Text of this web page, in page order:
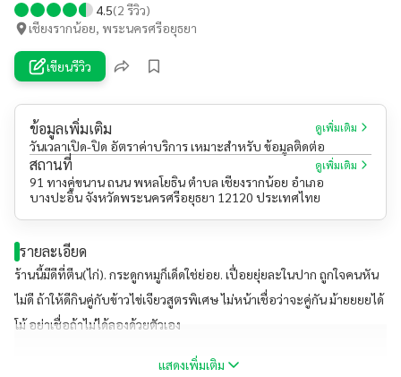
4.5(2 รีวิว)
เชียงรากน้อย, พระนครศรีอยุธยา
เขียนรีวิว
ข้อมูลเพิ่มเติม ดูเพิ่มเติม
วันเวลาเปิด-ปิด อัตราค่าบริการ เหมาะสำหรับ ข้อมูลติดต่อ
สถานที่ ดูเพิ่มเติม
91 ทางคู่ขนาน ถนน พหลโยธิน ตำบล เชียงรากน้อย อำเภอ
บางปะอิน จังหวัดพระนครศรีอยุธยา 12120 ประเทศไทย
รายละเอียด
ร้านนี้มีดีที่ตีน(ไก่). กระดูกหมูก็เด็ดใช่ย่อย. เปื่อยยุ่ยละในปาก ถูกใจคนหัน
ไม่ดี ถ้าให้ดีกินคู่กับข้าวไข่เจียวสูตรพิเศษ ไม่หน้าเชื่อว่าจะคู่กัน ม้ายยยยได้
โม้ อย่าเชื่อถ้าไม่ได้ลองด้วยตัวเอง
แสดงเพิ่มเติม